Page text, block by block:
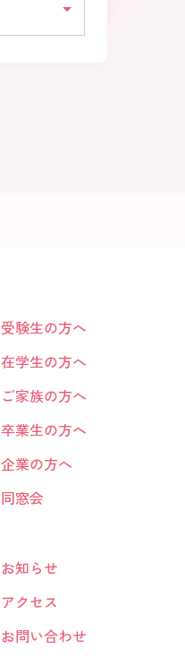
受験生の方へ
在学生の方へ
ご家族の方へ
卒業生の方へ
企業の方へ
同窓会
お知らせ
アクセス
お問い合わせ